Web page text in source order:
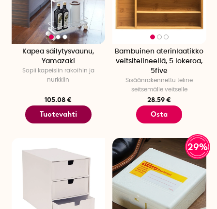
Kapea säilytysvaunu,
Yamazaki
Sopii kapeisiin rakoihin ja
nurkkiin
105.08 €
Tuotevahti
Bambuinen aterinlaatikko
veitsitelineellä, 5 lokeroa,
5five
Sisäänrakennettu teline
seitsemälle veitselle
28.59 €
Osta
29%